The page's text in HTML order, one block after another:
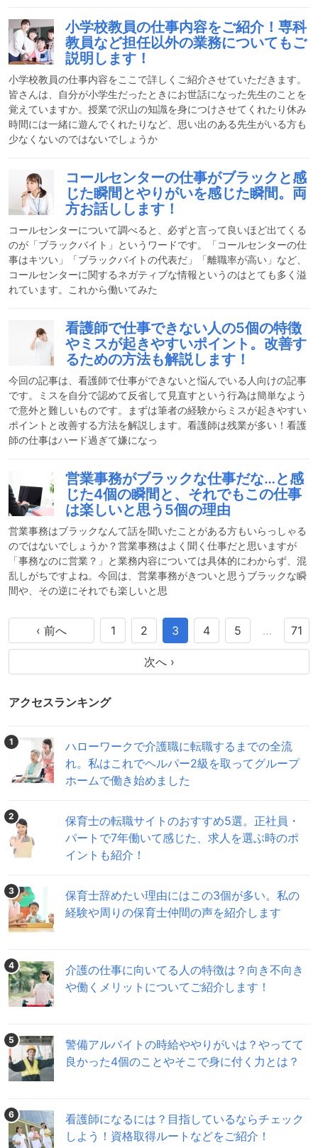
アクセスランキング
1
ハローワークで介護職に転職するまでの全流
れ。私はこれでヘルパー2級を取ってグループ
ホームで働き始めました
2
保育士の転職サイトのおすすめ5選。正社員・
パートで7年働いて感じた、求人を選ぶ時のポ
イントも紹介！
3
保育士辞めたい理由にはこの3個が多い。私の
経験や周りの保育士仲間の声を紹介します
4
介護の仕事に向いてる人の特徴は？向き不向き
や働くメリットについてご紹介します！
5
警備アルバイトの時給ややりがいは？やってて
良かった4個のことやそこで身に付く力とは？
6
看護師になるには？目指しているならチェック
しよう！資格取得ルートなどをご紹介！
小学校教員の仕事内容をご紹介！専科
教員など担任以外の業務についてもご
説明します！
小学校教員の仕事内容をここで詳しくご紹介させていただきます。
皆さんは、自分が小学生だったときにお世話になった先生のことを
覚えていますか。授業で沢山の知識を身につけさせてくれたり休み
時間には一緒に遊んでくれたりなど、思い出のある先生がいる方も
少なくないのではないでしょうか
コールセンターの仕事がブラックと感
じた瞬間とやりがいを感じた瞬間。両
方お話しします！
コールセンターについて調べると、必ずと言って良いほど出てくる
のが「ブラックバイト」というワードです。「コールセンターの仕
事はキツい」「ブラックバイトの代表だ」「離職率が高い」など、
コールセンターに関するネガティブな情報というのはとても多く溢
れています。これから働いてみた
看護師で仕事できない人の5個の特徴
やミスが起きやすいポイント。改善す
るための方法も解説します！
今回の記事は、看護師で仕事ができないと悩んでいる人向けの記事
です。ミスを自分で認めて反省して見直すという行為は簡単なよう
で意外と難しいものです。まずは筆者の経験からミスが起きやすい
ポイントと改善する方法を解説します。看護師は残業が多い！看護
師の仕事はハード過ぎて嫌になっ
営業事務がブラックな仕事だな…と感
じた4個の瞬間と、それでもこの仕事
は楽しいと思う5個の理由
営業事務はブラックなんて話を聞いたことがある方もいらっしゃる
のではないでしょうか？営業事務はよく聞く仕事だと思いますが
「事務なのに営業？」と業務内容については具体的にわからず、混
乱しがちですよね。今回は、営業事務がきついと思うブラックな瞬
間や、その逆にそれでも楽しいと思
‹ 前へ 1 2 3 4 5 … 71
次へ ›